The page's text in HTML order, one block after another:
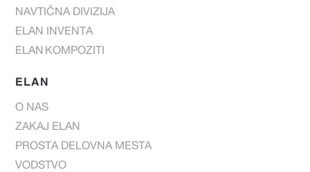
NAVTIČNA DIVIZIJA
ELAN INVENTA
ELAN KOMPOZITI
ELAN
O NAS
ZAKAJ ELAN
PROSTA DELOVNA MESTA
VODSTVO